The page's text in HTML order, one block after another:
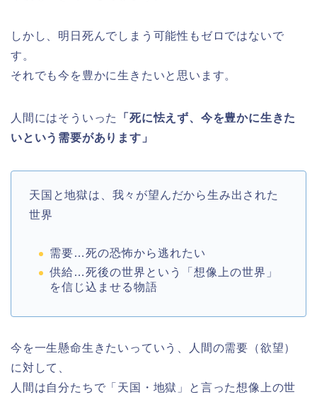
しかし、明日死んでしまう可能性もゼロではないで
す。
それでも今を豊かに生きたいと思います。
人間にはそういった
「死に怯えず、今を豊かに生きた
いという需要があります」
天国と地獄は、我々が望んだから生み出された
世界
需要…死の恐怖から逃れたい
供給…死後の世界という「想像上の世界」
を信じ込ませる物語
今を一生懸命生きたいっていう、人間の需要（欲望）
に対して、
人間は自分たちで「天国・地獄」と言った想像上の世